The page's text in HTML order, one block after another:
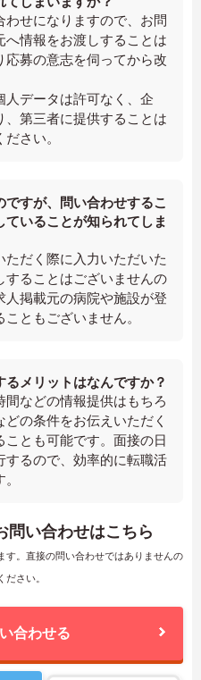
せになりますので、お問
へ情報をお渡しすることは
応募の意志を伺ってから改
人データは許可なく、企
第三者に提供することは
さい。
すが、問い合わせするこ
ていることが知られてしま
だく際に入力いただいた
することはございませんの
人掲載元の病院や施設が登
ともございません。
メリットはなんですか？
などの情報提供はもちろ
の条件をお伝えいただく
ことも可能です。面接の日
するので、効率的に転職活
問い合わせはこちら
す。直接の問い合わせではありませんの
ださい。
合わせる